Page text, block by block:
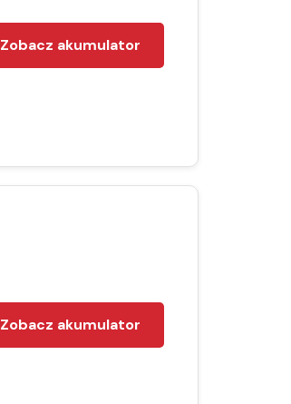
Zobacz akumulator
Zobacz akumulator